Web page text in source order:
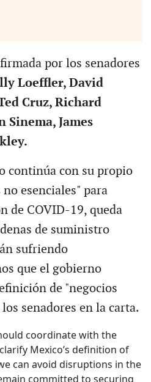
por los senadores
Loeffler, David
Cruz, Richard
James
continúa con su propio
esenciales" para
de COVID-19, queda
de suministro
sufriendo
que el gobierno
de "negocios
senadores en la carta.
coordinate with the
Mexico’s definition of
can avoid disruptions in the
committed to securing